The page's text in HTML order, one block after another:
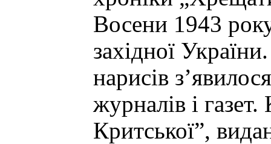
Восени 1943
західної
нарисів
журналів і
Критської”,